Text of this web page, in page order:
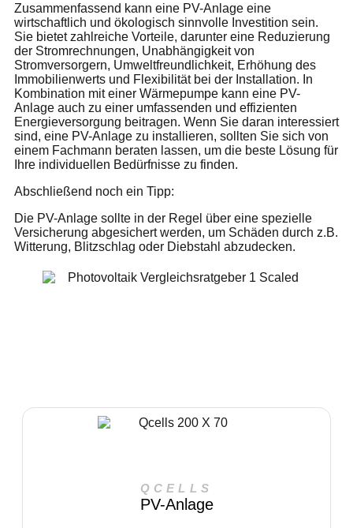
Zusammenfassend kann eine PV-Anlage eine
wirtschaftlich und ökologisch sinnvolle Investition sein.
Sie bietet zahlreiche Vorteile, darunter eine Reduzierung
der Stromrechnungen, Unabhängigkeit von
Stromversorgern, Umweltfreundlichkeit, Erhöhung des
Immobilienwerts und Flexibilität bei der Installation. In
Kombination mit einer Wärmepumpe kann eine PV-
Anlage auch zu einer umfassenden und effizienten
Energieversorgung beitragen. Wenn Sie daran interessiert
sind, eine PV-Anlage zu installieren, sollten Sie sich von
einem Fachmann beraten lassen, um die beste Lösung für
Ihre individuellen Bedürfnisse zu finden.
Abschließend noch ein Tipp:
Die PV-Anlage sollte in der Regel über eine spezielle
Versicherung abgesichert werden, um Schäden durch z.B.
Witterung, Blitzschlag oder Diebstahl abzudecken.
QCELLS
PV-Anlage